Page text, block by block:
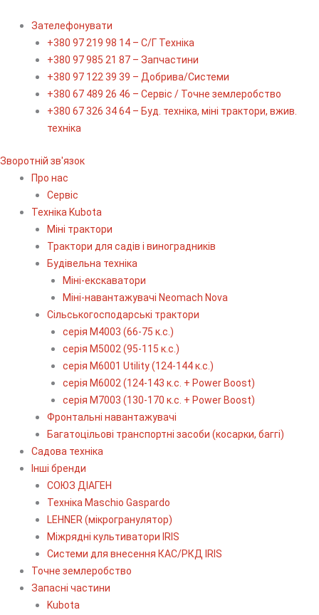
Зателефонувати
+380 97 219 98 14 – С/Г Техніка
+380 97 985 21 87 – Запчастини
+380 97 122 39 39 – Добрива/Cистеми
+380 67 489 26 46 – Сервіс / Точне землеробство
+380 67 326 34 64 – Буд. техніка, міні трактори, вжив.
техніка
Зворотній зв'язок
Про нас
Сервіс
Технiка Kubota
Міні трактори
Трактори для садів і виноградників
Будівельна техніка
Міні-екскаватори
Міні-навантажувачі Neomach Nova
Сільськогосподарські трактори
серія М4003 (66-75 к.с.)
серія М5002 (95-115 к.с.)
серія M6001 Utility (124-144 к.с.)
серія М6002 (124-143 к.с. + Power Boost)
серія М7003 (130-170 к.с. + Power Boost)
Фронтальні навантажувачі
Багатоцільові транспортні засоби (косарки, баггі)
Садова техніка
Інші бренди
СОЮЗ ДІАГЕН
Техніка Maschio Gaspardo
LEHNER (мікрогранулятор)
Міжрядні культиватори IRIS
Системи для внесення КАС/РКД IRIS
Точне землеробство
Запасні частини
Kubota